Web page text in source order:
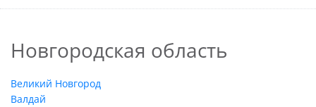
Новгородская область
Великий Новгород
Валдай